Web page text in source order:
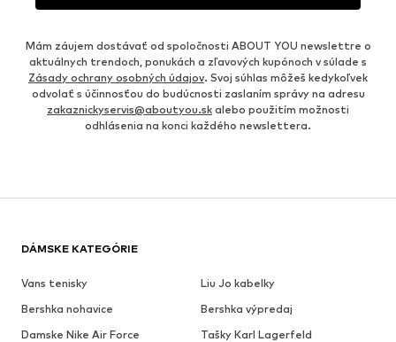
Mám záujem dostávať od spoločnosti ABOUT YOU newslettre o
aktuálnych trendoch, ponukách a zľavových kupónoch v súlade s
Zásady ochrany osobných údajov. Svoj súhlas môžeš kedykoľvek
odvolať s účinnosťou do budúcnosti zaslaním správy na adresu
zakaznickyservis@aboutyou.sk alebo použitím možnosti
odhlásenia na konci každého newslettera.
DÁMSKE KATEGÓRIE
Vans tenisky
Liu Jo kabelky
Bershka nohavice
Bershka výpredaj
Damske Nike Air Force
Tašky Karl Lagerfeld